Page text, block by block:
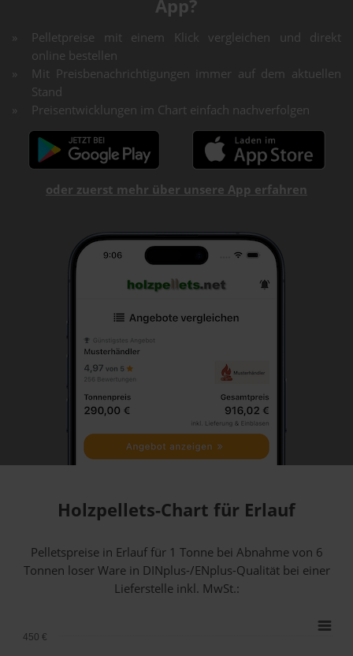
App?
Pelletpreise mit einem Klick vergleichen und direkt
online bestellen
Mit Preisbenachrichtigungen immer auf dem aktuellen
Stand
Preisentwicklungen im Chart einfach nachverfolgen
oder zuerst mehr über unsere App erfahren
Holzpellets-Chart für Erlauf
Pelletspreise in Erlauf für 1 Tonne bei Abnahmevon 6
Tonnen loser Warein DINplus-/ENplus-Qualität bei einer
Lieferstelle inkl. MwSt.:
450 €